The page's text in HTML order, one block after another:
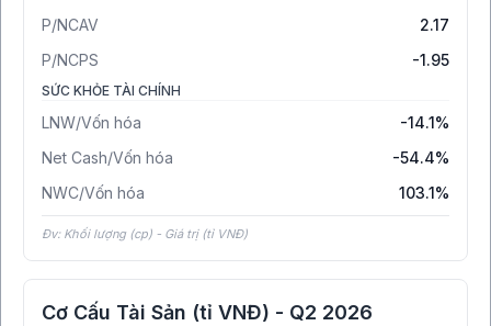
P/NCAV
2.17
P/NCPS
-1.95
SỨC KHỎE TÀI CHÍNH
LNW/Vốn hóa
-14.1%
Net Cash/Vốn hóa
-54.4%
NWC/Vốn hóa
103.1%
Đv: Khối lượng (cp) - Giá trị (tỉ VNĐ)
Cơ Cấu Tài Sản (tỉ VNĐ) - Q2 2026